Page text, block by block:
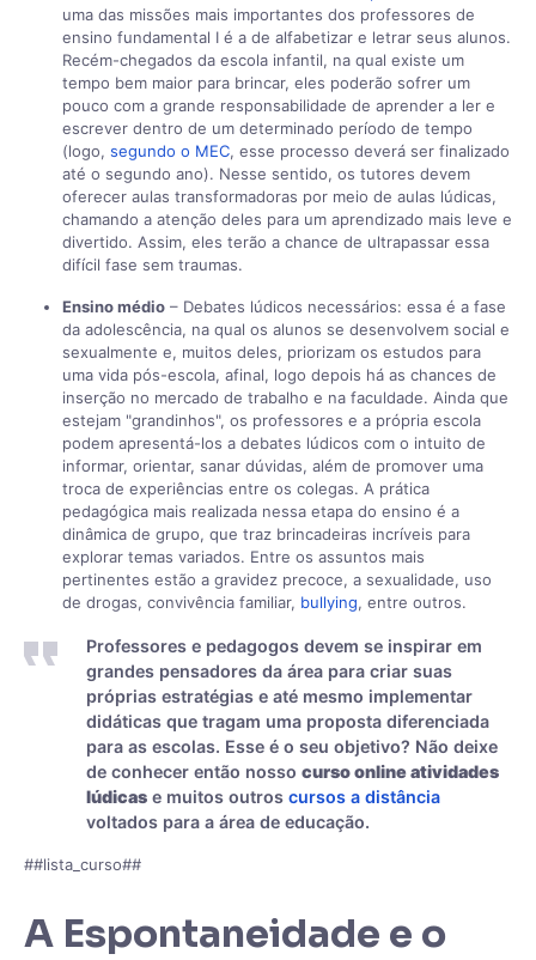
uma das missões mais importantes dos professores de
ensino fundamental I é a de alfabetizar e letrar seus alunos.
Recém-chegados da escola infantil, na qual existe um
tempo bem maior para brincar, eles poderão sofrer um
pouco com a grande responsabilidade de aprender a ler e
escrever dentro de um determinado período de tempo
(logo, segundo o MEC, esse processo deverá ser finalizado
até o segundo ano). Nesse sentido, os tutores devem
oferecer aulas transformadoras por meio de aulas lúdicas,
chamando a atenção deles para um aprendizado mais leve e
divertido. Assim, eles terão a chance de ultrapassar essa
difícil fase sem traumas.
Ensino médio – Debates lúdicos necessários: essa é a fase
da adolescência, na qual os alunos se desenvolvem social e
sexualmente e, muitos deles, priorizam os estudos para
uma vida pós-escola, afinal, logo depois há as chances de
inserção no mercado de trabalho e na faculdade. Ainda que
estejam "grandinhos", os professores e a própria escola
podem apresentá-los a debates lúdicos com o intuito de
informar, orientar, sanar dúvidas, além de promover uma
troca de experiências entre os colegas. A prática
pedagógica mais realizada nessa etapa do ensino é a
dinâmica de grupo, que traz brincadeiras incríveis para
explorar temas variados. Entre os assuntos mais
pertinentes estão a gravidez precoce, a sexualidade, uso
de drogas, convivência familiar, bullying, entre outros.
Professores e pedagogos devem se inspirar em
grandes pensadores da área para criar suas
próprias estratégias e até mesmo implementar
didáticas que tragam uma proposta diferenciada
para as escolas. Esse é o seu objetivo? Não deixe
de conhecer então nosso curso online atividades
lúdicas e muitos outros cursos a distância
voltados para a área de educação.
##lista_curso##
A Espontaneidade e o